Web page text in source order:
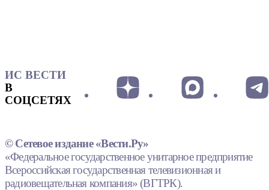
ИС ВЕСТИ
В
СОЦСЕТЯХ
© Сетевое издание «Вести.Ру»
«Федеральное государственное унитарное предприятие
Всероссийская государственная телевизионная и
радиовещательная компания» (ВГТРК).